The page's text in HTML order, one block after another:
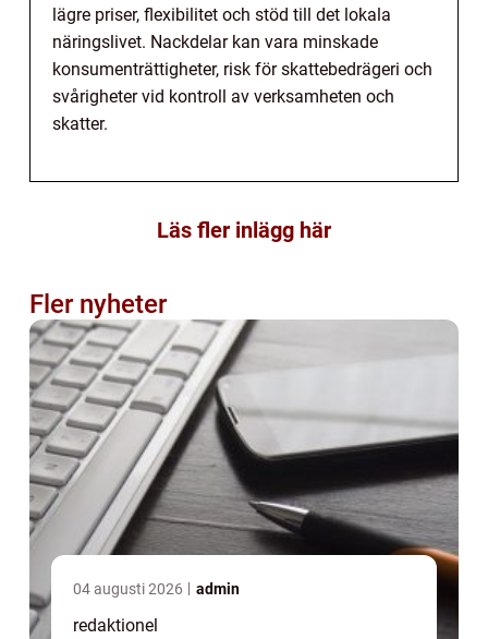
lägre priser, flexibilitet och stöd till det lokala
näringslivet. Nackdelar kan vara minskade
konsumenträttigheter, risk för skattebedrägeri och
svårigheter vid kontroll av verksamheten och
skatter.
Läs fler inlägg här
Fler nyheter
04 augusti 2026 admin
redaktionel